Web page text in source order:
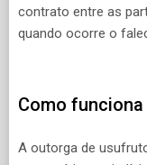
contrato entre as
quando ocorre o
Como
A outorga de